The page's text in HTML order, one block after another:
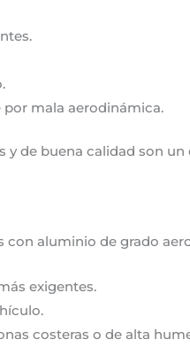
mala aerodinámica.
y de buena calidad son
con aluminio de grado
exigentes.
costeras o de alta